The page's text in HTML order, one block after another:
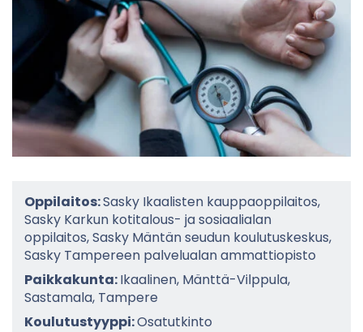
Oppilaitos:Sasky Ikaalisten kauppaoppilaitos,
Sasky Karkun kotitalous- ja sosiaalialan
oppilaitos, Sasky Mäntän seudun koulutuskeskus,
Sasky Tampereen palvelualan ammattiopisto
Paikkakunta:Ikaalinen, Mänttä-Vilppula,
Sastamala, Tampere
Koulutustyyppi:Osatutkinto